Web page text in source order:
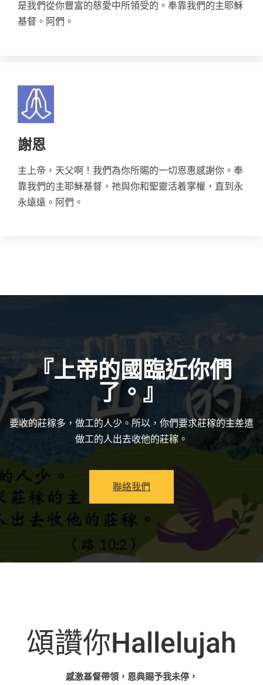
是我們從你豐富的慈愛中所領受的。奉靠我們的主耶穌
基督。阿們。
謝恩
主上帝，天父啊！我們為你所賜的一切恩惠感謝你。奉
靠我們的主耶穌基督，祂與你和聖靈活着掌權，直到永
永遠遠。阿們。
『上帝的國臨近你們
了。』
要收的莊稼多，做工的人少。所以，你們要求莊稼的主差遣
做工的人出去收他的莊稼。
聯絡我們
頌讚你Hallelujah
感激基督帶領，恩典賜予我未停，